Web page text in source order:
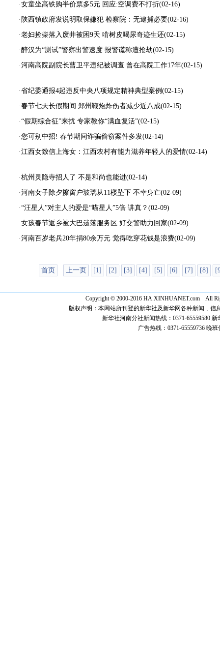
·女童坐高铁购半价票多5元 回应:空调费不打折(02-16)
·陕西镇政府发说明取保嫌犯 检察院：无逮捕必要(02-16)
·老妇捡柴落入废井被困9天 啃树皮喝尿奇迹生还(02-15)
·醉汉为“测试”警察出警速度 报警谎称遭抢劫(02-15)
·河南高院副院长曹卫平违纪被调查 曾在高院工作17年(02-15)
·省纪委通报4起违反中央八项规定精神典型案例 (02-15)
·春节七天长假期间 郑州鞭炮炸伤者减少近八成(02-15)
·“假期综合征”来扰 专家教你“满血复活”(02-15)
·您可别中招! 春节期间诈骗偷窃案件多发(02-14)
·江西女致信上海女：江西农村有能力滋养年轻人的爱情(02-14)
·杭州灵隐寺招人了 不是和尚也能进(02-14)
·河南女子除夕擦窗户玻璃从11楼坠下 不幸身亡(02-09)
·“汪星人”对主人的爱是“喵星人”5倍 讲真？ (02-09)
·女孩春节返乡被大巴遗落服务区 好交警助力回家(02-09)
·河南百岁老兵20年捐80余万元 觉得吃穿花钱是浪费(02-09)
首页 上一页 [1] [2] [3] [4] [5] [6] [7] [8]
Copyright © 2000-2016 HA.XINHUANET.com All
版权声明：本网站所刊登的新华社及新华网各种新闻﹑
新华社河南分社新闻热线：0371-65559580
广告热线：0371-65559736 晚班